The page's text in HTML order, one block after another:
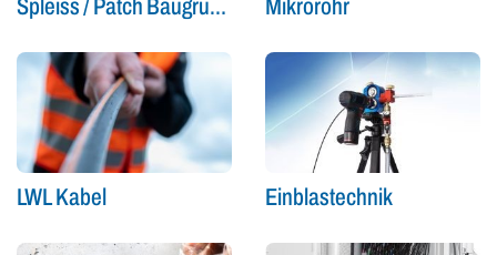
Spleiss / Patch Baugruppen Mikrorohr
LWL Kabel Einblastechnik